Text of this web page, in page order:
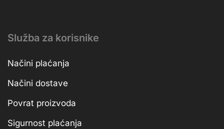
Služba za korisnike
Načini plaćanja
Načini dostave
Povrat proizvoda
Sigurnost plaćanja